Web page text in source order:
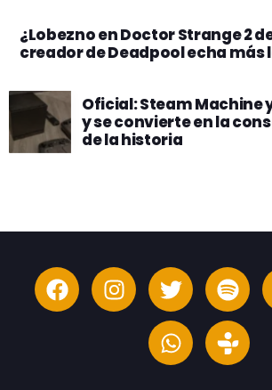
¿Lobezno en Doctor Strange 2
creador de Deadpool echa más
Oficial: Steam Machine
y se convierte en la
de la historia